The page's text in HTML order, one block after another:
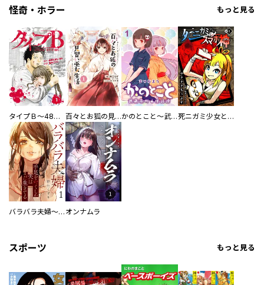
怪奇・ホラー もっと見る
タイプＢ～48時間後、致死率100％～【単話】 百々とお狐の見習い巫女生活【単行本版】 かのとこと～武蔵花町怪話譚～ 【連載版】 死ニガミ少女とスマホ神
バラバラ夫婦～手足をなくした夫はまだ生きてる オンナムラ
スポーツ もっと見る